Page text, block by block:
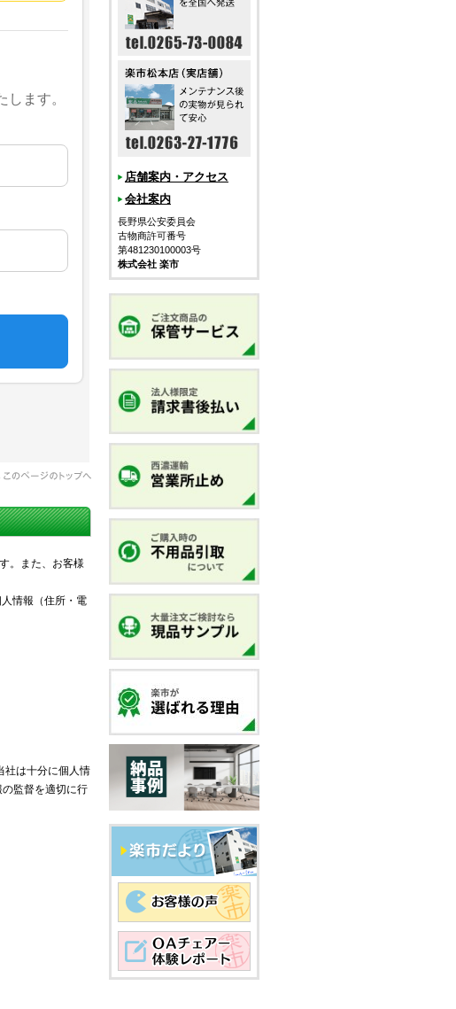
。また、お客様
情報（住所・電
社は十分に個人情
監督を適切に行
店舗案内・アクセス
会社案内
長野県公安委員会
古物商許可番号
第481230100003号
株式会社 楽市